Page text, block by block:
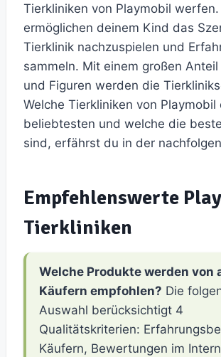
Tierkliniken von Playmobil werfen.
ermöglichen deinem Kind das
Tierklinik nachzuspielen und
sammeln. Mit einem großen
und Figuren werden die
Welche Tierkliniken von Playmobil
beliebtesten und welche die
sind, erfährst du in der
Empfehlenswerte
Tierkliniken
Welche Produkte werden von
Käufern empfohlen? Die
Auswahl berücksichtigt 4
Qualitätskriterien:
Käufern, Bewertungen im